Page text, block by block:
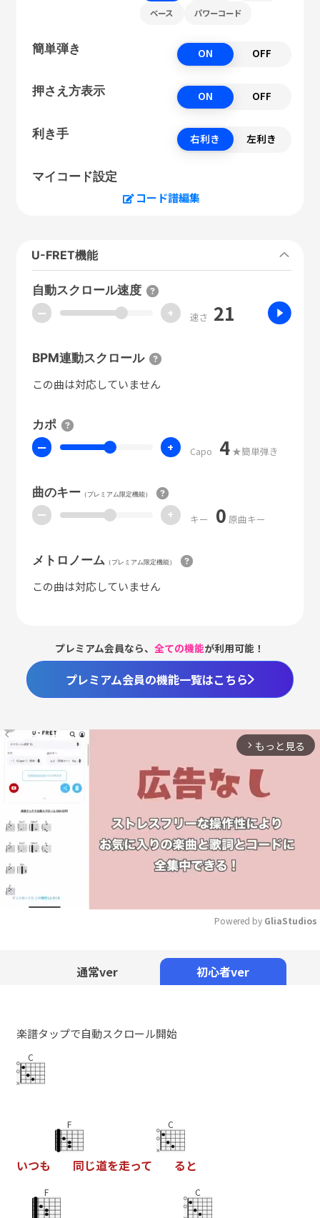
ベース パワーコード
簡単弾き ON OFF
押さえ方表示 ON OFF
利き手 右利き 左利き
マイコード設定
コード譜編集
U-FRET機能
自動スクロール速度
ー + 速さ 21
BPM連動スクロール
この曲は対応していません
カポ
ー + Capo 4 ★簡単弾き
曲のキー（プレミアム限定機能）
ー + キー 0 原曲キー
メトロノーム （プレミアム限定機能）
この曲は対応していません
プレミアム会員なら、全ての機能が利用可能！
プレミアム会員の機能一覧はこちら
arrow_forward_ios もっと見る
Powered by GliaStudios
通常ver 初心者ver
楽譜タップで自動スクロール開始
C
いつも
F
同じ道を走って
C
る と
F C